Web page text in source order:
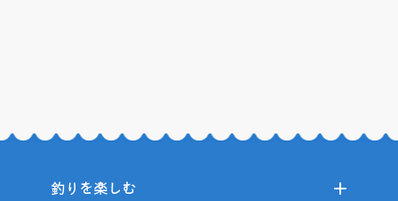
釣りを楽しむ